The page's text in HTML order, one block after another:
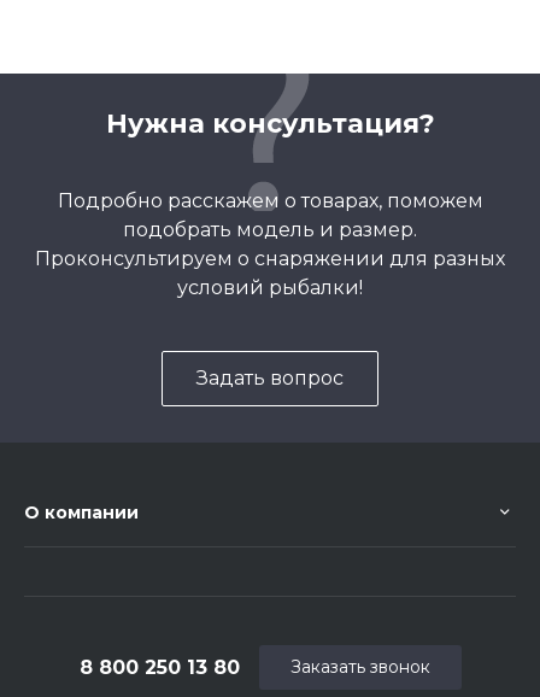
Нужна консультация?
Подробно расскажем о товарах, поможем
подобрать модель и размер.
Проконсультируем о снаряжении для разных
условий рыбалки!
Задать вопрос
О компании
8 800 250 13 80 Заказать звонок